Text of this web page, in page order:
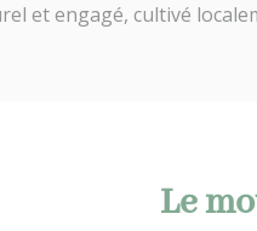
et engagé, cultivé
Le